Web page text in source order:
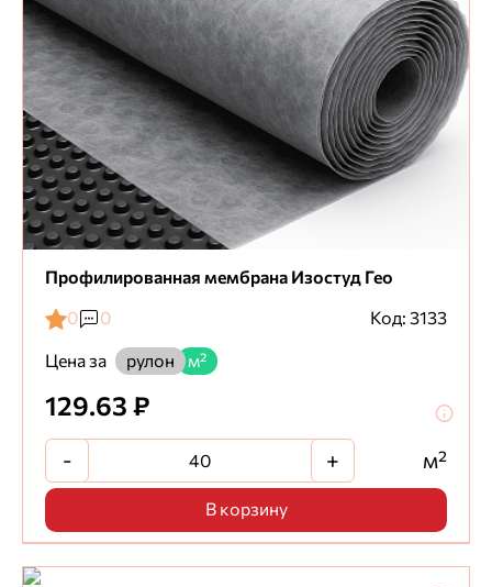
Профилированная мембрана Изостуд Гео
0
0
Код: 3133
Цена за
рулон м²
129.63 ₽
- + м²
В корзину